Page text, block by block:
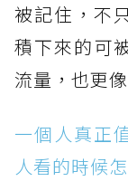
被記住，不
積下來的可
流量，也更
一個人真正
人看的時候